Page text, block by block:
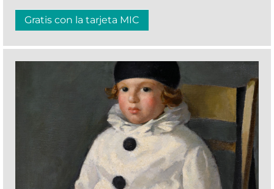
Gratis con la tarjeta MIC